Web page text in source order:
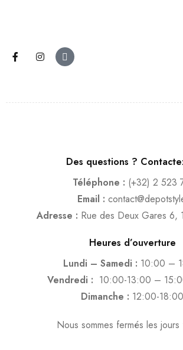
Des questions ?
Téléphone : (+32) 2 523
Email :
Adresse : Rue des Deux Gares 6,
Heures d’ouverture
Lundi – Samedi : 10:00 –
Vendredi : 10:00-13:00 –
Dimanche : 12:00-18:00
Nous sommes fermés les jours